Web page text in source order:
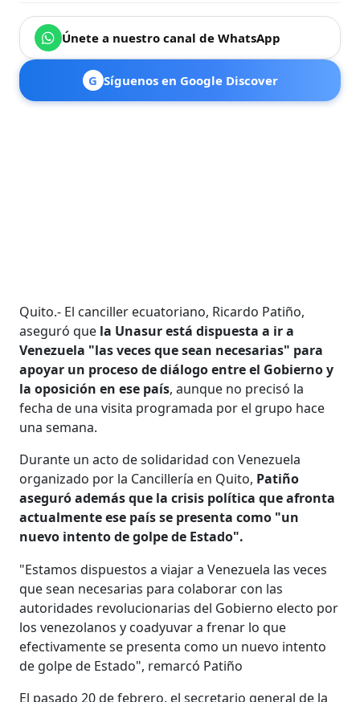
Únete a nuestro canal de WhatsApp
G Síguenos en Google Discover
Quito.- El canciller ecuatoriano, Ricardo Patiño,
aseguró que la Unasur está dispuesta a ir a
Venezuela "las veces que sean necesarias" para
apoyar un proceso de diálogo entre el Gobierno y
la oposición en ese país, aunque no precisó la
fecha de una visita programada por el grupo hace
una semana.
Durante un acto de solidaridad con Venezuela
organizado por la Cancillería en Quito, Patiño
aseguró además que la crisis política que afronta
actualmente ese país se presenta como "un
nuevo intento de golpe de Estado".
"Estamos dispuestos a viajar a Venezuela las veces
que sean necesarias para colaborar con las
autoridades revolucionarias del Gobierno electo por
los venezolanos y coadyuvar a frenar lo que
efectivamente se presenta como un nuevo intento
de golpe de Estado", remarcó Patiño
El pasado 20 de febrero, el secretario general de la